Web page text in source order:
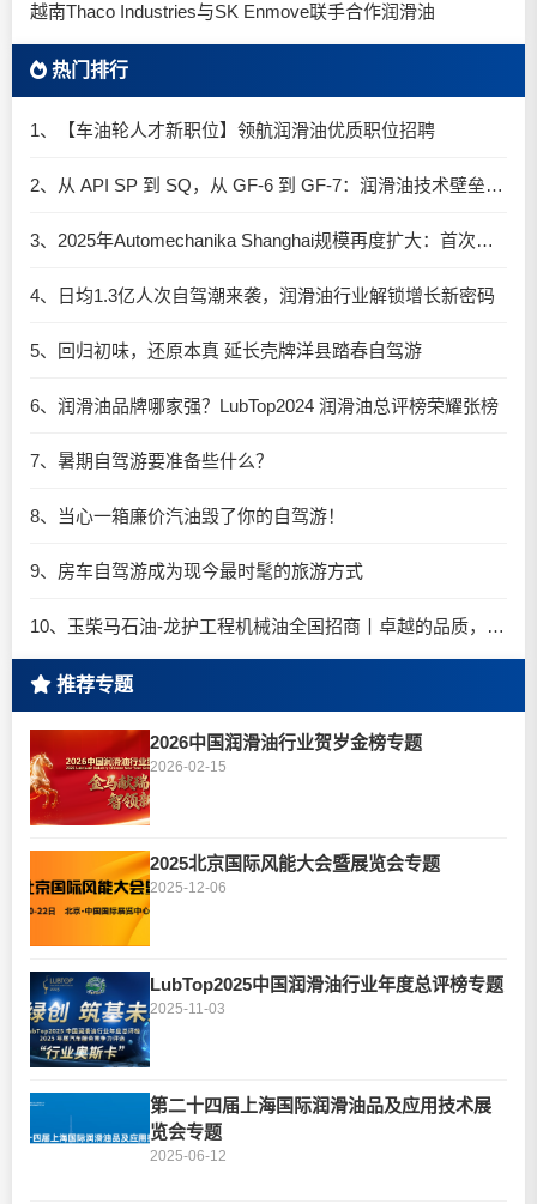
越南Thaco Industries与SK Enmove联手合作润滑油
热门排行
1、【车油轮人才新职位】领航润滑油优质职位招聘
2、从 API SP 到 SQ，从 GF-6 到 GF-7：润滑油技术壁垒再升高，你准备好了吗？
3、2025年Automechanika Shanghai规模再度扩大：首次启用国家会展中心（上海）全部15个展馆
4、日均1.3亿人次自驾潮来袭，润滑油行业解锁增长新密码​
5、回归初味，还原本真 延长壳牌洋县踏春自驾游
6、润滑油品牌哪家强？LubTop2024 润滑油总评榜荣耀张榜
7、暑期自驾游要准备些什么？
8、当心一箱廉价汽油毁了你的自驾游！
9、房车自驾游成为现今最时髦的旅游方式
10、玉柴马石油-龙护工程机械油全国招商丨卓越的品质，专业的品牌！
推荐专题
2026中国润滑油行业贺岁金榜专题
2026-02-15
2025北京国际风能大会暨展览会专题
2025-12-06
LubTop2025中国润滑油行业年度总评榜专题
2025-11-03
第二十四届上海国际润滑油品及应用技术展
览会专题
2025-06-12